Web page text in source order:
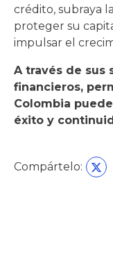
crédito, subraya
proteger su
impulsar el
A través de sus
financieros,
Colombia
éxito y
Compártelo: